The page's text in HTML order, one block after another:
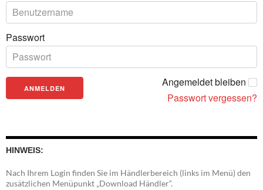
Passwort
Angemeldet bleiben
Passwort vergessen?
HINWEIS:
Nach Ihrem Login finden Sie im Händlerbereich (links im Menü) den
zusätzlichen Menüpunkt „Download Händler“.